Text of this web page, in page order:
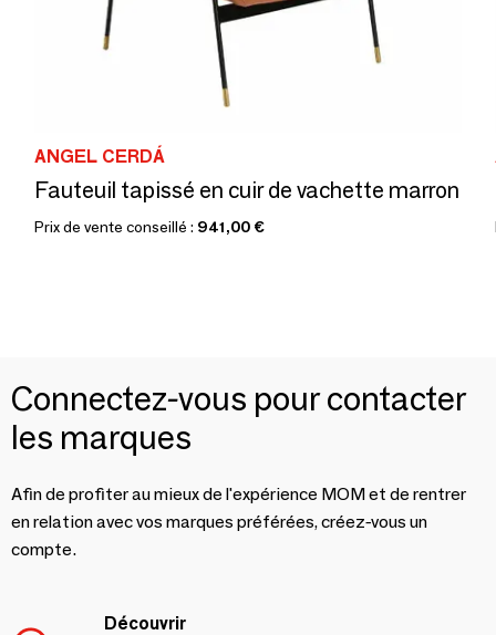
ANGEL CERDÁ
Fauteuil tapissé en cuir de vachette marron
Prix de vente conseillé : 941,00 €
Connectez-vous pour contacter
les marques
Afin de profiter au mieux de l'expérience MOM et de rentrer
en relation avec vos marques préférées, créez-vous un
compte.
Découvrir